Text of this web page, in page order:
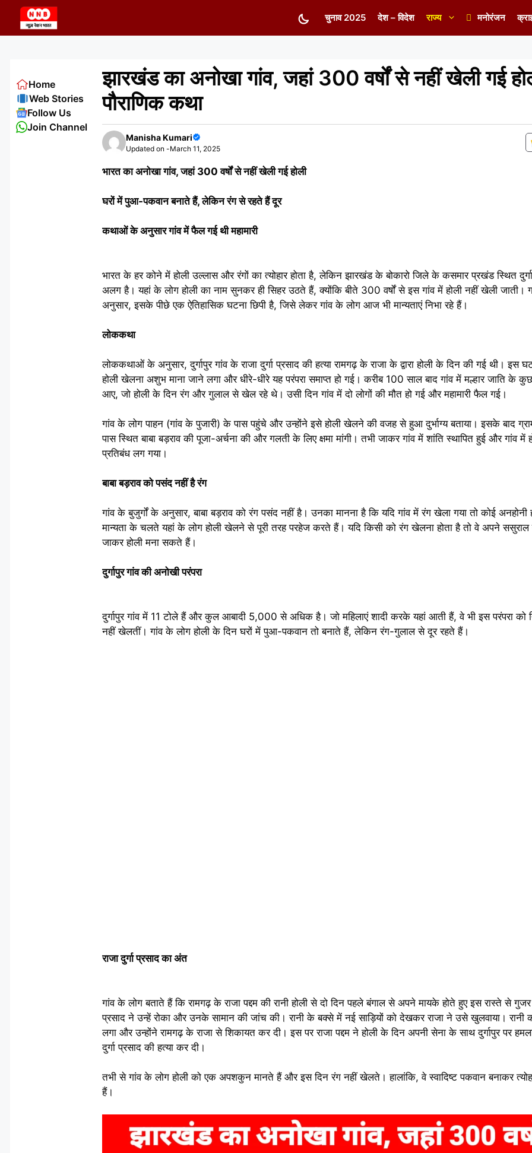
content
चुनाव 2025 देश – विदेश राज्य मनोरंजन
झारखंड का अनोखा गांव, जहां 300 वर्षों से नहीं खेली गई
पौराणिक कथा
Manisha Kumari
Updated on -March 11, 2025
भारत का अनोखा गांव, जहां 300 वर्षों से नहीं खेली गई होली
घरों में पुआ-पकवान बनाते हैं, लेकिन रंग से रहते हैं दूर
कथाओं के अनुसार गांव में फैल गई थी महामारी
भारत के हर कोने में होली उल्लास और रंगों का त्योहार होता है, लेकिन झारखंड के बोकारो जिले के कसमार प्रखंड स्थित
अलग है। यहां के लोग होली का नाम सुनकर ही सिहर उठते हैं, क्योंकि बीते 300 वर्षों से इस गांव में होली नहीं खेली जाती।
अनुसार, इसके पीछे एक ऐतिहासिक घटना छिपी है, जिसे लेकर गांव के लोग आज भी मान्यताएं निभा रहे हैं।
लोककथा
लोककथाओं के अनुसार, दुर्गापुर गांव के राजा दुर्गा प्रसाद की हत्या रामगढ़ के राजा के द्वारा होली के दिन की गई थी। इस
होली खेलना अशुभ माना जाने लगा और धीरे-धीरे यह परंपरा समाप्त हो गई। करीब 100 साल बाद गांव में मल्हार जाति के
आए, जो होली के दिन रंग और गुलाल से खेल रहे थे। उसी दिन गांव में दो लोगों की मौत हो गई और महामारी फैल गई।
गांव के लोग पाहन (गांव के पुजारी) के पास पहुंचे और उन्होंने इसे होली खेलने की वजह से हुआ दुर्भाग्य बताया। इसके बाद
पास स्थित बाबा बड़राव की पूजा-अर्चना की और गलती के लिए क्षमा मांगी। तभी जाकर गांव में शांति स्थापित हुई और गांव
प्रतिबंध लग गया।
बाबा बड़राव को पसंद नहीं है रंग
गांव के बुजुर्गों के अनुसार, बाबा बड़राव को रंग पसंद नहीं है। उनका मानना है कि यदि गांव में रंग खेला गया तो कोई
मान्यता के चलते यहां के लोग होली खेलने से पूरी तरह परहेज करते हैं। यदि किसी को रंग खेलना होता है तो वे अपने ससुराल
जाकर होली मना सकते हैं।
दुर्गापुर गांव की अनोखी परंपरा
दुर्गापुर गांव में 11 टोले हैं और कुल आबादी 5,000 से अधिक है। जो महिलाएं शादी करके यहां आती हैं, वे भी इस परंपरा को
नहीं खेलतीं। गांव के लोग होली के दिन घरों में पुआ-पकवान तो बनाते हैं, लेकिन रंग-गुलाल से दूर रहते हैं।
राजा दुर्गा प्रसाद का अंत
गांव के लोग बताते हैं कि रामगढ़ के राजा पद्दम की रानी होली से दो दिन पहले बंगाल से अपने मायके होते हुए इस रास्ते से गुजर
प्रसाद ने उन्हें रोका और उनके सामान की जांच की। रानी के बक्से में नई साड़ियों को देखकर राजा ने उसे खुलवाया।
लगा और उन्होंने रामगढ़ के राजा से शिकायत कर दी। इस पर राजा पद्दम ने होली के दिन अपनी सेना के साथ दुर्गापुर पर
दुर्गा प्रसाद की हत्या कर दी।
तभी से गांव के लोग होली को एक अपशकुन मानते हैं और इस दिन रंग नहीं खेलते। हालांकि, वे स्वादिष्ट पकवान बनाकर
हैं।
Home
Web Stories
Follow Us
Join Channel